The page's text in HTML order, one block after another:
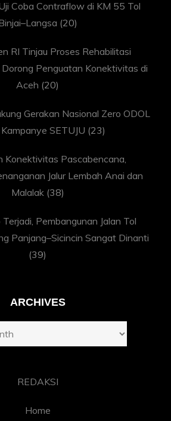
Coba Contraflow di KM 55 Tol
(20)
RI Tinjau Proses Rehabilitasi
Dorong Penguatan Konektivitas di
Aceh (20)
Gerakan Nasional Zero ODOL
SETUJU (23)
Konektivitas Pascabencana,
Jalur Lembah Anai dan
Malalak (38)
Pembangunan Jalan Tol
Panjang–Sicincin Sangat Dinanti
(39)
ARCHIVES
REDAKSI
Home